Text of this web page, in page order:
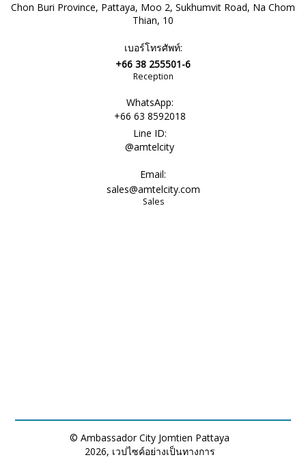
Chon Buri Province, Pattaya, Moo 2, Sukhumvit Road, Na Chom
Thian, 10
เบอร์โทรศัพท์:
+66 38 255501-6
Reception
WhatsApp:
+66 63 8592018
Line ID:
@amtelcity
Email:
sales@amtelcity.com
Sales
© Ambassador City Jomtien Pattaya
2026, เวปไซค์อย่างเป็นทางการ